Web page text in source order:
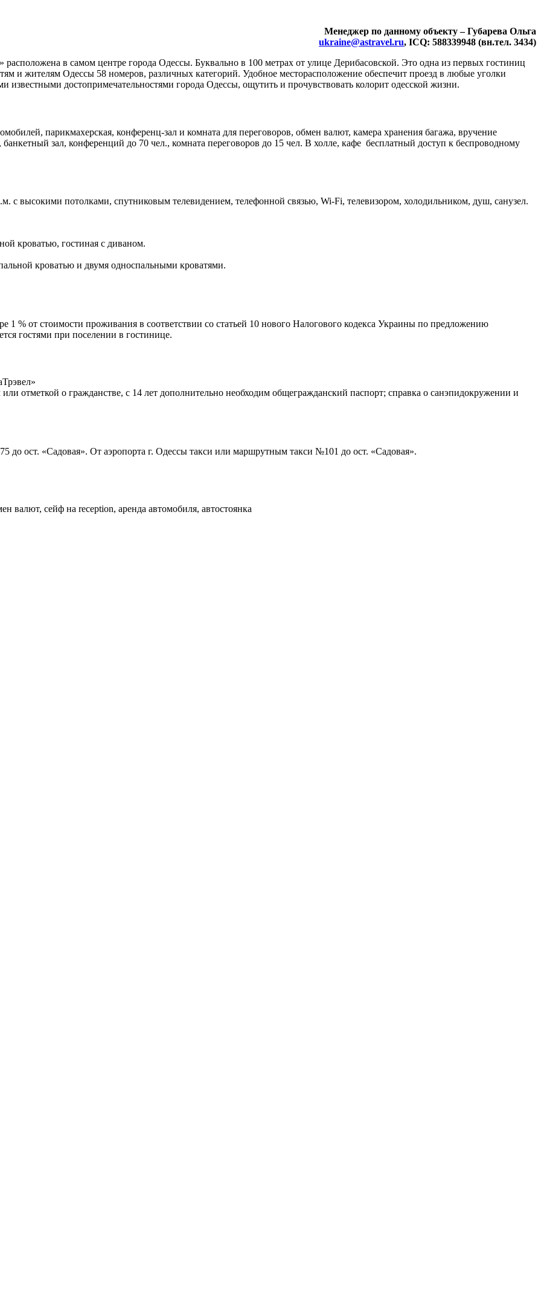
Менеджер по данному объекту – Губарева Ольга
ukraine@astravel.ru, ICQ: 588339948 (вн.тел. 3434)
в самом центре города Одессы. Буквально в 100 метрах от улице Дерибасовской. Это одна из первых гостиниц
и жителям Одессы 58 номеров, различных категорий. Удобное месторасположение обеспечит проезд в любые уголки
известными достопримечательностями города Одессы, ощутить и прочувствовать колорит одесской жизни.
парикмахерская, конференц-зал и комната для переговоров, обмен валют, камера хранения багажа, вручение
зал, конференций до 70 чел., комната переговоров до 15 чел. В холле, кафе бесплатный доступ к беспроводному
с высокими потолками, спутниковым телевидением, телефонной связью, Wi-Fi, телевизором, холодильником, душ, санузел.
кроватью, гостиная с диваном.
кроватью и двумя односпальными кроватями.
1 % от стоимости проживания в соответствии со статьей 10 нового Налогового кодекса Украины по предложению
гостями при поселении в гостинице.
отметкой о гражданстве, с 14 лет дополнительно необходим общегражданский паспорт; справка о санэпидокружении и
ост. «Садовая». От аэропорта г. Одессы такси или маршрутным такси №101 до ост. «Садовая».
валют, сейф на reception, аренда автомобиля, автостоянка